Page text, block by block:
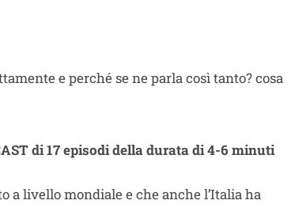
e perché se ne parla così tanto? cosa
di 17 episodidella durata di 4-6 minuti
a livello mondiale e che anche l’Italia ha